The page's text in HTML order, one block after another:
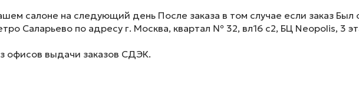
салоне на следующий день После заказа в том случае если заказ Был
Саларьево по адресу г. Москва, квартал № 32, вл16 с2, БЦ Neopolis, 3
офисов выдачи заказов СДЭК.